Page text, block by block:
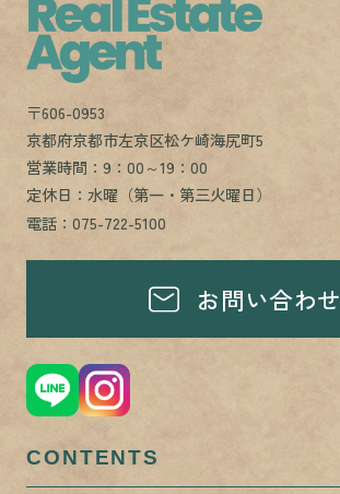
〒606-0953
京都府京都市左京区松ケ崎海尻町5
営業時間：9：00～19：00
定休日：水曜（第一・第三火曜日）
電話：075-722-5100
お問い合わせ
CONTENTS